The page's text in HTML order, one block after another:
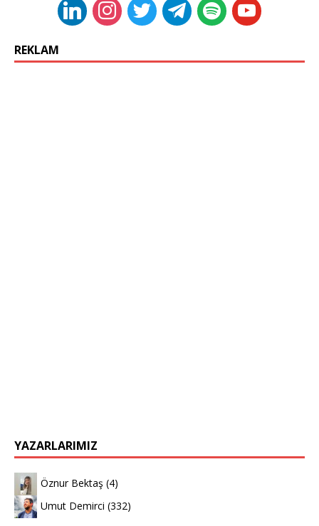
REKLAM
YAZARLARIMIZ
Öznur Bektaş (4)
Umut Demirci (332)